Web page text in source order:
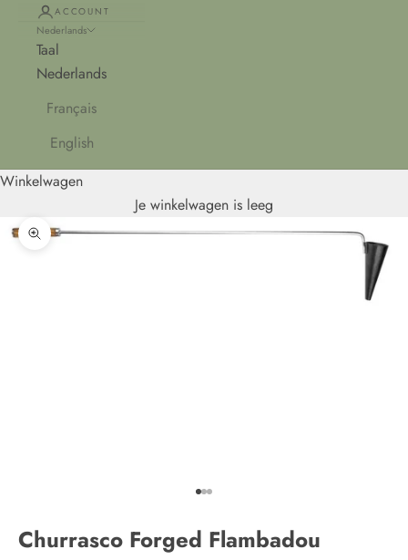
ACCOUNT
Nederlands
Taal
Nederlands
Français
English
Winkelwagen
Je winkelwagen is leeg
In-/uitzoomen
Naar artikel 1
Naar artikel 2
Naar artikel 3
Churrasco Forged Flambadou